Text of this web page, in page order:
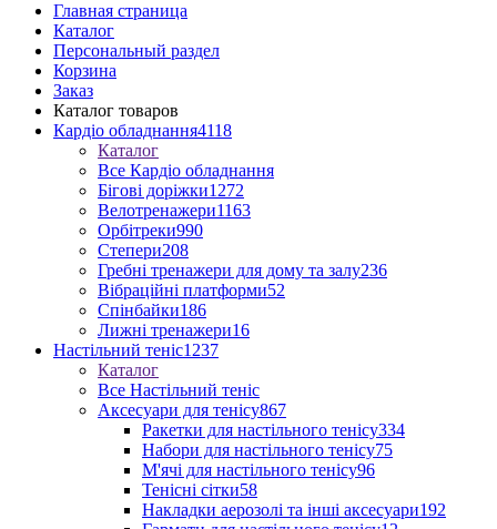
Главная страница
Каталог
Персональный раздел
Корзина
Заказ
Каталог товаров
Кардіо обладнання4118
Каталог
Все Кардіо обладнання
Бігові доріжки1272
Велотренажери1163
Орбітреки990
Степери208
Гребні тренажери для дому та залу236
Вібраційні платформи52
Спінбайки186
Лижні тренажери16
Настільний теніс1237
Каталог
Все Настільний теніс
Аксесуари для тенісу867
Ракетки для настільного тенісу334
Набори для настільного тенісу75
М'ячі для настільного тенісу96
Тенісні сітки58
Накладки аерозолі та інші аксесуари192